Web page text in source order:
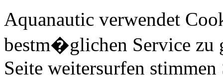
Aquanautic verwendet
bestm�glichen Service zu
Seite weitersurfen stimmen